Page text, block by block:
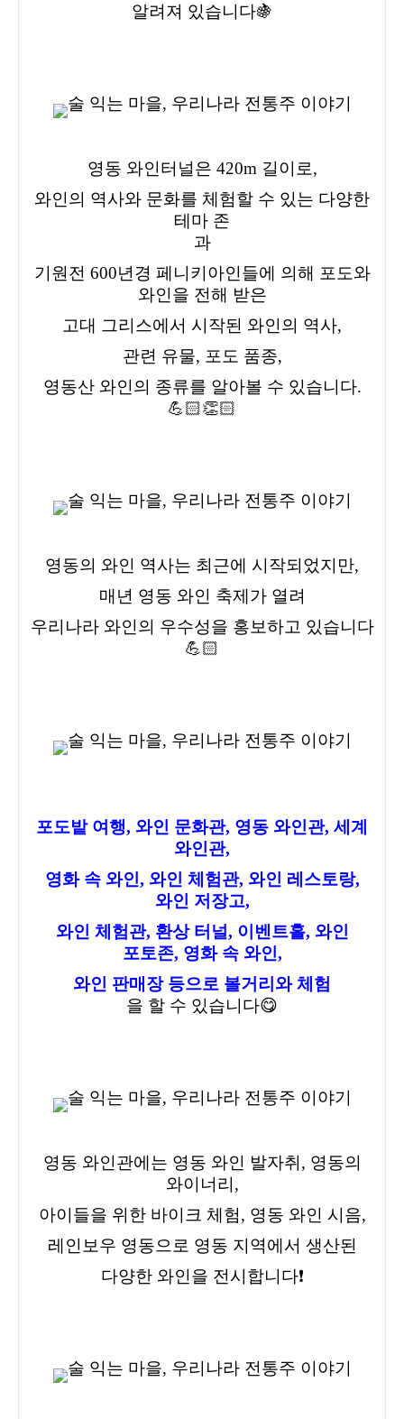
알려져 있습니다🍇
영동 와인터널은 420m 길이로,
와인의 역사와 문화를 체험할 수 있는 다양한
테마 존
과
기원전 600년경 페니키아인들에 의해 포도와
와인을 전해 받은
고대 그리스에서 시작된 와인의 역사,
관련 유물, 포도 품종,
영동산 와인의 종류를 알아볼 수 있습니다.
💪🏻👏🏻
영동의 와인 역사는 최근에 시작되었지만,
매년 영동 와인 축제가 열려
우리나라 와인의 우수성을 홍보하고 있습니다
💪🏻
포도밭 여행, 와인 문화관, 영동 와인관, 세계
와인관,
영화 속 와인, 와인 체험관, 와인 레스토랑,
와인 저장고,
와인 체험관, 환상 터널, 이벤트홀, 와인
포토존, 영화 속 와인,
와인 판매장 등으로 볼거리와 체험
을 할 수 있습니다😋
영동 와인관에는 영동 와인 발자취, 영동의
와이너리,
아이들을 위한 바이크 체험, 영동 와인 시음,
레인보우 영동으로 영동 지역에서 생산된
다양한 와인을 전시합니다❗